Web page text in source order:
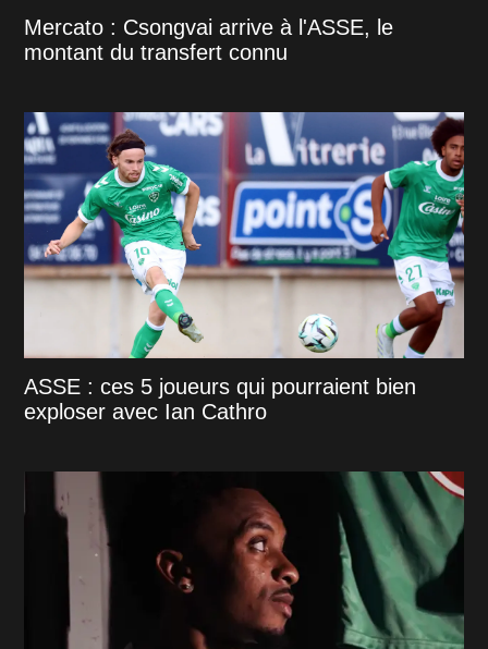
Mercato : Csongvai arrive à l'ASSE, le
montant du transfert connu
ASSE : ces 5 joueurs qui pourraient bien
exploser avec Ian Cathro